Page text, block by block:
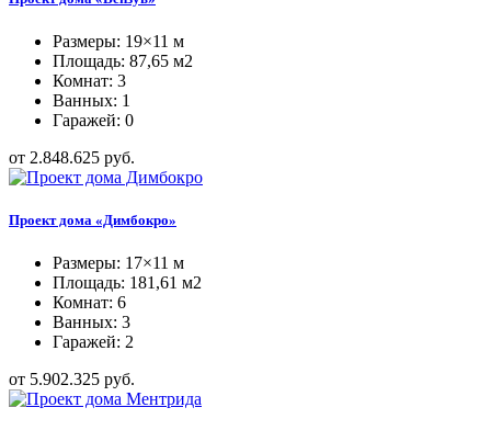
Размеры: 19×11 м
Площадь: 87,65 м2
Комнат: 3
Ванных: 1
Гаражей: 0
от 2.848.625 руб.
Проект дома «Димбокро»
Размеры: 17×11 м
Площадь: 181,61 м2
Комнат: 6
Ванных: 3
Гаражей: 2
от 5.902.325 руб.